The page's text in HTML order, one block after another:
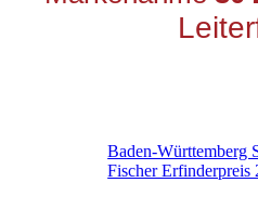
Baden-Württemberg
Fischer Erfinderpreis